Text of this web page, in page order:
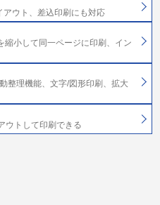
ウト、差込印刷にも対応
小して同一ページに印刷、イン
整理機能、文字/図形印刷、拡大
ウトして印刷できる